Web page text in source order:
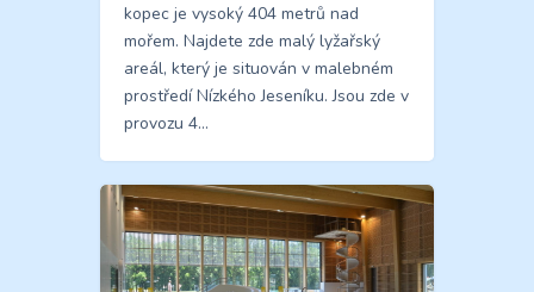
kopec je vysoký 404 metrů nad
mořem. Najdete zde malý lyžařský
areál, který je situován v malebném
prostředí Nízkého Jeseníku. Jsou zde v
provozu 4…